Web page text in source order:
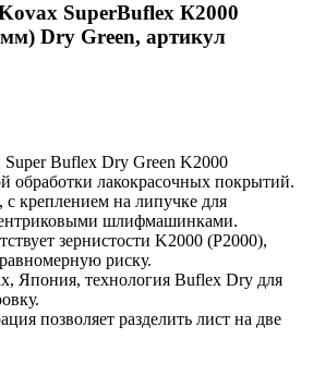
SuperBuflex К2000
Dry Green, артикул
Buflex Dry Green K2000
обработки лакокрасочных покрытий.
креплением на липучке для
шлифмашинками.
зернистости K2000 (P2000),
риску.
Япония, технология Buflex Dry для
позволяет разделить лист на две